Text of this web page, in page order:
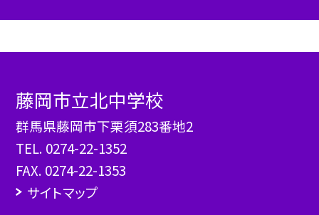
藤岡市立北中学校
群馬県藤岡市下栗須283番地2
TEL. 0274-22-1352
FAX. 0274-22-1353
サイトマップ